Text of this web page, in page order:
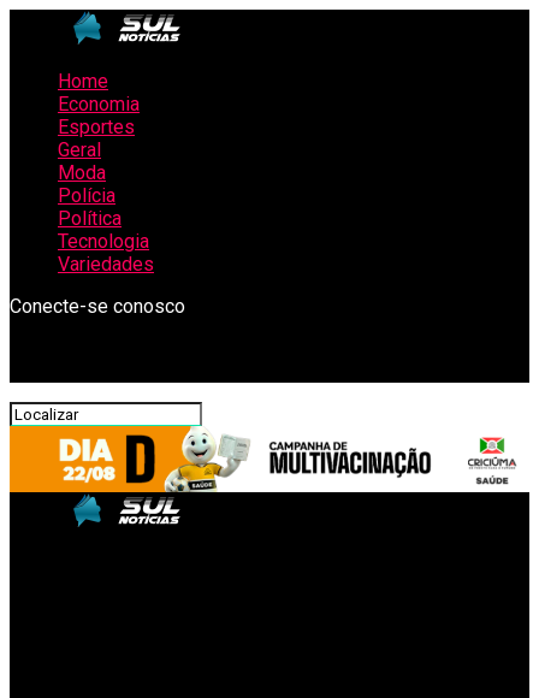
Home
Economia
Esportes
Geral
Moda
Polícia
Política
Tecnologia
Variedades
Conecte-se conosco